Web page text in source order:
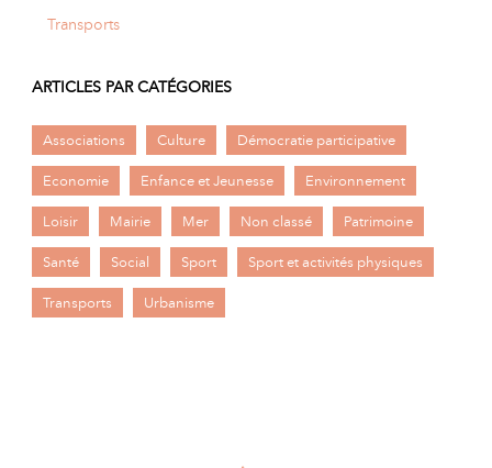
Transports
ARTICLES PAR CATÉGORIES
Associations Culture Démocratie participative
Economie Enfance et Jeunesse Environnement
Loisir Mairie Mer Non classé Patrimoine
Santé Social Sport Sport et activités physiques
Transports Urbanisme